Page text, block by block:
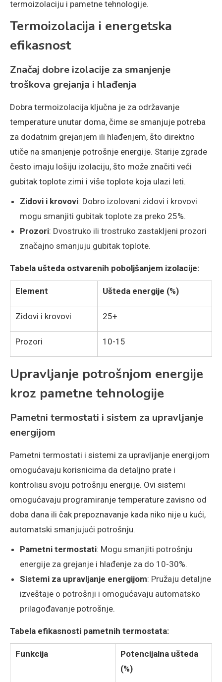
termoizolaciju i pametne tehnologije.
Termoizolacija i energetska
efikasnost
Značaj dobre izolacije za smanjenje
troškova grejanja i hlađenja
Dobra termoizolacija ključna je za održavanje
temperature unutar doma, čime se smanjuje potreba
za dodatnim grejanjem ili hlađenjem, što direktno
utiče na smanjenje potrošnje energije. Starije zgrade
često imaju lošiju izolaciju, što može značiti veći
gubitak toplote zimi i više toplote koja ulazi leti.
Zidovi i krovovi: Dobro izolovani zidovi i krovovi
mogu smanjiti gubitak toplote za preko 25%.
Prozori: Dvostruko ili trostruko zastakljeni prozori
značajno smanjuju gubitak toplote.
Tabela ušteda ostvarenih poboljšanjem izolacije:
Element Ušteda energije (%)
Zidovi i krovovi 25+
Prozori 10-15
Upravljanje potrošnjom energije
kroz pametne tehnologije
Pametni termostati i sistem za upravljanje
energijom
Pametni termostati i sistemi za upravljanje energijom
omogućavaju korisnicima da detaljno prate i
kontrolisu svoju potrošnju energije. Ovi sistemi
omogućavaju programiranje temperature zavisno od
doba dana ili čak prepoznavanje kada niko nije u kući,
automatski smanjujući potrošnju.
Pametni termostati: Mogu smanjiti potrošnju
energije za grejanje i hlađenje za do 10-30%.
Sistemi za upravljanje energijom: Pružaju detaljne
izveštaje o potrošnji i omogućavaju automatsko
prilagođavanje potrošnje.
Tabela efikasnosti pametnih termostata:
Funkcija
Potencijalna ušteda
(%)